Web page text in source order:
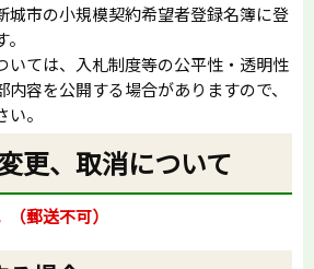
城市の小規模契約希望者登録名簿に登
いては、入札制度等の公平性・透明性
容を公開する場合がありますので、
。
更、取消について
郵送不可）